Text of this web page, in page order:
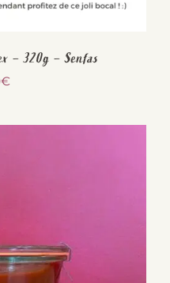
– 320g – Senfas
€